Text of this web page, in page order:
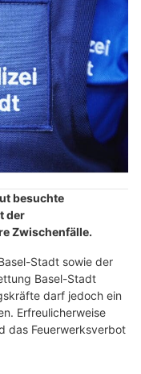
besuchte
der
Zwischenfälle.
Stadt sowie der
Basel-Stadt
darf jedoch ein
Erfreulicherweise
das Feuerwerksverbot